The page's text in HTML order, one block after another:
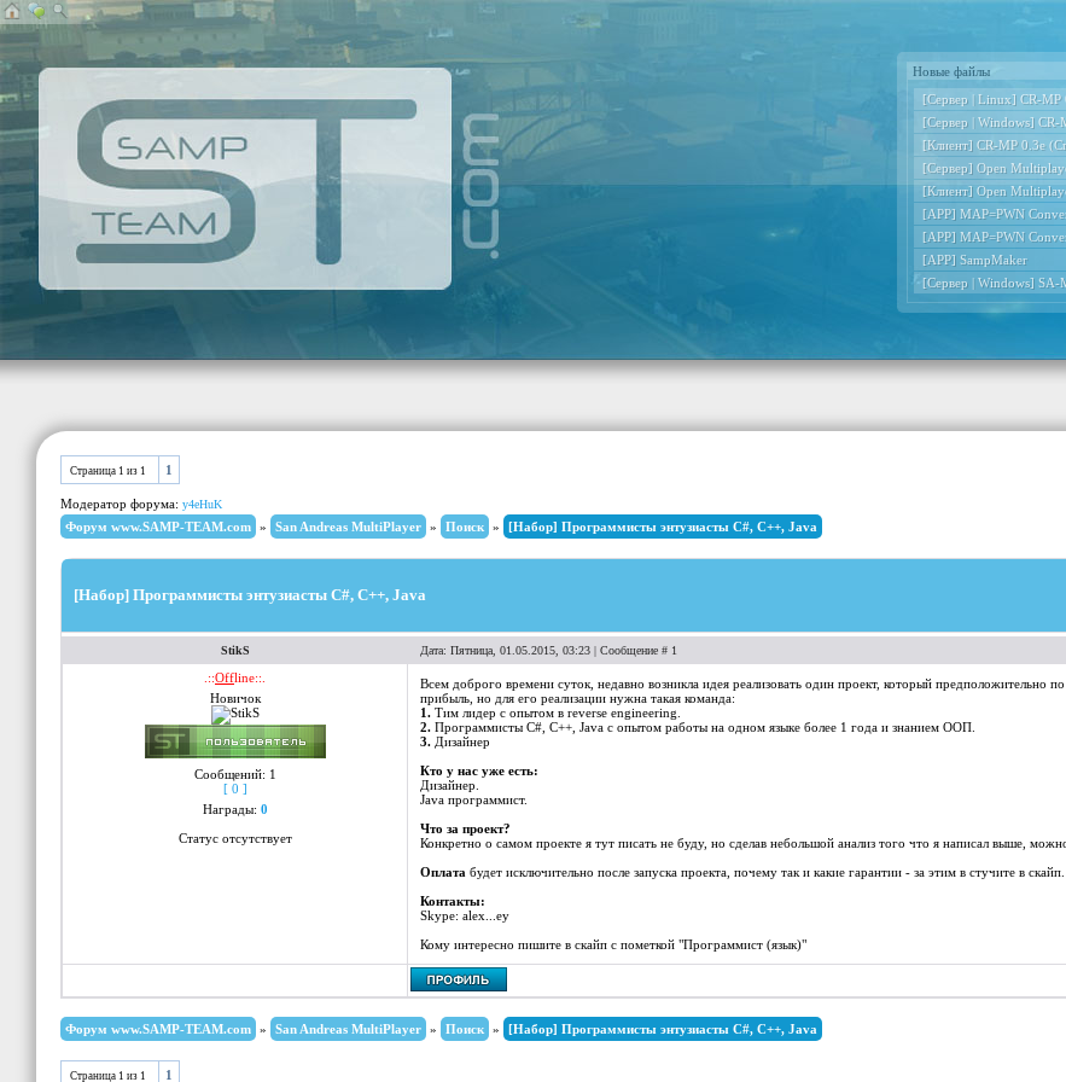
Новые файлы
[Сервер | Linux] CR-
[Сервер | Windows]
[Клиент] CR-MP 0.3e
[Сервер] Open
[Клиент] Open
[APP] MAP=PWN
[APP] MAP=PWN
[APP] SampMaker
[Сервер | Windows] SA-
Страница 1 из 1 1
Модератор форума: y4eHuK
Форум www.SAMP-TEAM.com » San Andreas MultiPlayer » Поиск » [Набор] Программисты энтузиасты C#, C++, Java
[Набор] Программисты энтузиасты C#, C++, Java
StikS Дата: Пятница, 01.05.2015, 03:23 | Сообщение # 1
.::Offline::.
Новичок
Сообщений: 1
[ 0 ]
Награды: 0
Статус отсутствует
Всем доброго времени суток, недавно возникла идея реализовать один проект, который
прибыль, но для его реализации нужна такая команда:
1. Тим лидер с опытом в reverse engineering.
2. Программисты C#, C++, Java с опытом работы на одном языке более 1 года и знанием ООП.
3. Дизайнер
Кто у нас уже есть:
Дизайнер.
Java программист.
Что за проект?
Конкретно о самом проекте я тут писать не буду, но сделав небольшой анализ того что я написал выше,
Оплата будет исключительно после запуска проекта, почему так и какие гарантии - за этим в стучите в скайп.
Контакты:
Skype: alex...ey
Кому интересно пишите в скайп с пометкой "Программист (язык)"
Форум www.SAMP-TEAM.com » San Andreas MultiPlayer » Поиск » [Набор] Программисты энтузиасты C#, C++, Java
Страница 1 из 1 1